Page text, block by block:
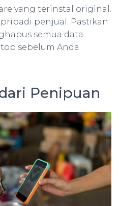
yang terinstal original.
penjual: Pastikan
semua data
sebelum Anda
Penipuan